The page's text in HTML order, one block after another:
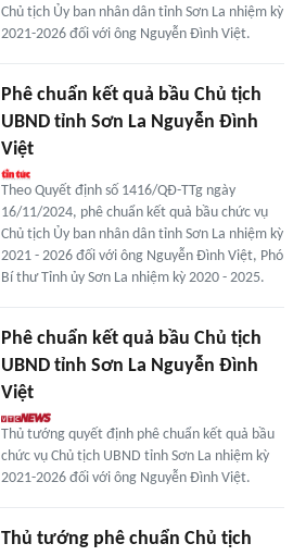
Chủ tịch Ủy ban nhân dân tỉnh Sơn La nhiệm kỳ
2021-2026 đối với ông Nguyễn Đình Việt.
Phê chuẩn kết quả bầu Chủ tịch
UBND tỉnh Sơn La Nguyễn Đình
Việt
Theo Quyết định số 1416/QĐ-TTg ngày
16/11/2024, phê chuẩn kết quả bầu chức vụ
Chủ tịch Ủy ban nhân dân tỉnh Sơn La nhiệm kỳ
2021 - 2026 đối với ông Nguyễn Đình Việt, Phó
Bí thư Tỉnh ủy Sơn La nhiệm kỳ 2020 - 2025.
Phê chuẩn kết quả bầu Chủ tịch
UBND tỉnh Sơn La Nguyễn Đình
Việt
Thủ tướng quyết định phê chuẩn kết quả bầu
chức vụ Chủ tịch UBND tỉnh Sơn La nhiệm kỳ
2021-2026 đối với ông Nguyễn Đình Việt.
Thủ tướng phê chuẩn Chủ tịch